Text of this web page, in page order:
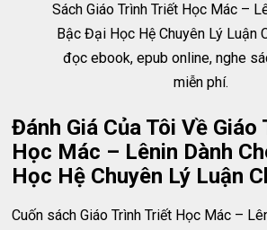
Sách Giáo Trình Triết Học Mác –
Bậc Đại Học Hệ Chuyên Lý Luận
đọc ebook, epub online, nghe
miễn phí.
Đánh Giá Của Tôi Về
Học Mác – Lênin Dành
Học Hệ Chuyên Lý Luận
Cuốn sách Giáo Trình Triết Học Mác –